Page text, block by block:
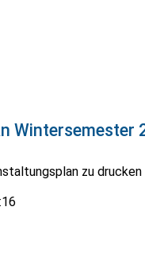
Wintersemester
zu drucken